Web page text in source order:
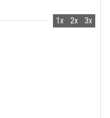
1x 2x 3x